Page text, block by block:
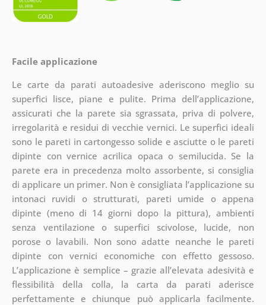
Facile applicazione
Le carte da parati autoadesive aderiscono meglio su
superfici lisce, piane e pulite. Prima dell’applicazione,
assicurati che la parete sia sgrassata, priva di polvere,
irregolarità e residui di vecchie vernici. Le superfici ideali
sono le pareti in cartongesso solide e asciutte o le pareti
dipinte con vernice acrilica opaca o semilucida. Se la
parete era in precedenza molto assorbente, si consiglia
di applicare un primer. Non è consigliata l’applicazione su
intonaci ruvidi o strutturati, pareti umide o appena
dipinte (meno di 14 giorni dopo la pittura), ambienti
senza ventilazione o superfici scivolose, lucide, non
porose o lavabili. Non sono adatte neanche le pareti
dipinte con vernici economiche con effetto gessoso.
L’applicazione è semplice – grazie all’elevata adesività e
flessibilità della colla, la carta da parati aderisce
perfettamente e chiunque può applicarla facilmente.